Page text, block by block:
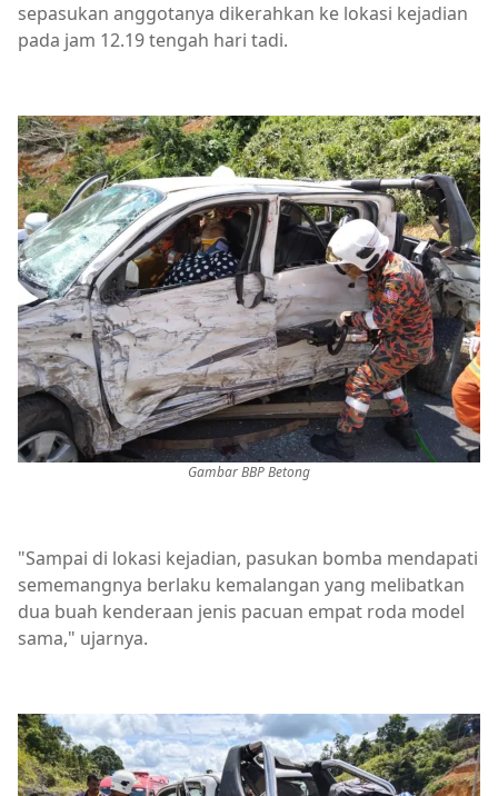
sepasukan anggotanya dikerahkan ke lokasi kejadian
pada jam 12.19 tengah hari tadi.
Gambar BBP Betong
"Sampai di lokasi kejadian, pasukan bomba mendapati
sememangnya berlaku kemalangan yang melibatkan
dua buah kenderaan jenis pacuan empat roda model
sama," ujarnya.